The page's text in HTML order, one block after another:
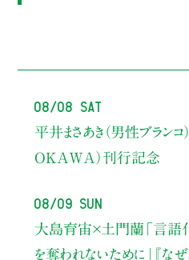
08/08 Sat
平井まさあき（男性ブランコ）
OKAWA）刊行記念
08/09 Sun
大島育宙×土門蘭 「言
を奪われないために」
『な